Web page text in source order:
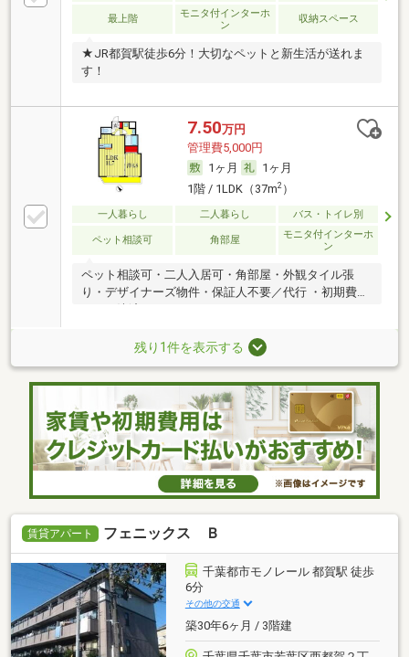
最上階
モニタ付インターホ
ン
収納スペース
★JR都賀駅徒歩6分！大切なペットと新生活が送れま
す！
7.50万円
管理費5,000円
1ヶ月
1ヶ月
1階 / 1LDK（37m2）
一人暮らし 二人暮らし バス・トイレ別
ペット相談可 角部屋
モニタ付インターホ
ン
ペット相談可・二人入居可・角部屋・外観タイル張
り・デザイナーズ物件・保証人不要／代行 ・初期費用
残り1件を表示する
賃貸アパート フェニックス Ｂ
千葉都市モノレール 都賀駅 徒歩
6分
その他の交通
築30年6ヶ月 / 3階建